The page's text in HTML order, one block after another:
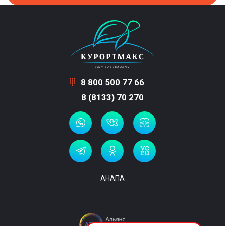
8 800 500 77 66
8 (8133) 70 270
АНАПА